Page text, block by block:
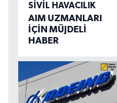
SIVIL HAVACILIK
AIM UZMANLARI
İÇİN MÜJDELİ
HABER